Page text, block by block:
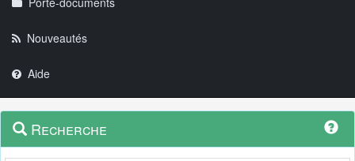
Nouveautés
Aide
Navigation
outils
Menu
contextuel
Recherche